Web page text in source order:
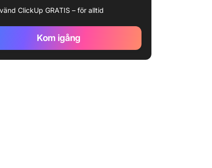
ClickUp GRATIS – för alltid
Kom igång